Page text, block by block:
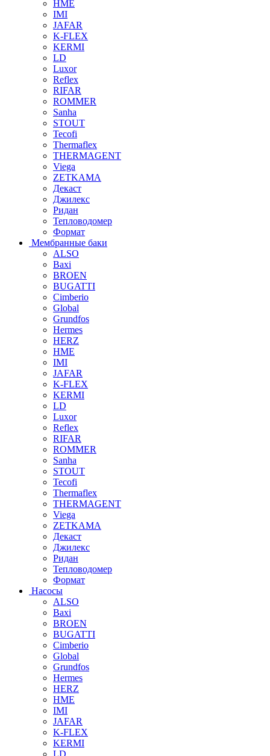
HME
IMI
JAFAR
K-FLEX
KERMI
LD
Luxor
Reflex
RIFAR
ROMMER
Sanha
STOUT
Tecofi
Thermaflex
THERMAGENT
Viega
ZETKAMA
Декаст
Джилекс
Ридан
Тепловодомер
Формат
Мембранные баки
ALSO
Baxi
BROEN
BUGATTI
Cimberio
Global
Grundfos
Hermes
HERZ
HME
IMI
JAFAR
K-FLEX
KERMI
LD
Luxor
Reflex
RIFAR
ROMMER
Sanha
STOUT
Tecofi
Thermaflex
THERMAGENT
Viega
ZETKAMA
Декаст
Джилекс
Ридан
Тепловодомер
Формат
Насосы
ALSO
Baxi
BROEN
BUGATTI
Cimberio
Global
Grundfos
Hermes
HERZ
HME
IMI
JAFAR
K-FLEX
KERMI
LD